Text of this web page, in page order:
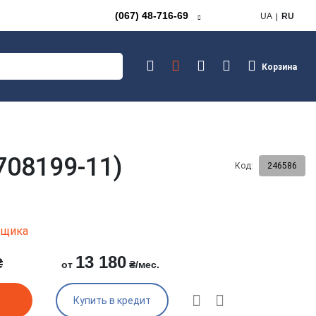
(067) 48-716-69 UA RU
Корзина
11) Код: 246586
от 13 180 ₴/мес.
Купить в кредит